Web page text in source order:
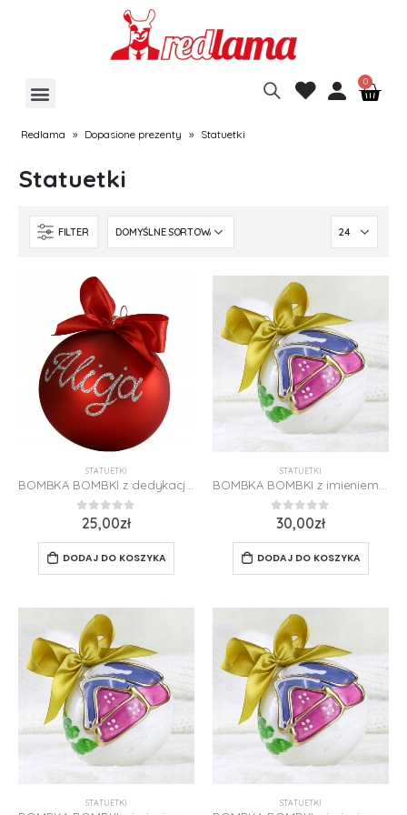
Redlama » Dopasione prezenty » Statuetki
Statuetki
FILTER
STATUETKI
BOMBKA BOMBKI z dedykacją Pierwsza Gwiazdka 8cm Polska Szklana Święta
0z 5
25,00zł
DODAJ DO KOSZYKA
STATUETKI
BOMBKA BOMBKI z imieniem dedykacją PREZENT domek
0z 5
30,00zł
DODAJ DO KOSZYKA
STATUETKI STATUETKI